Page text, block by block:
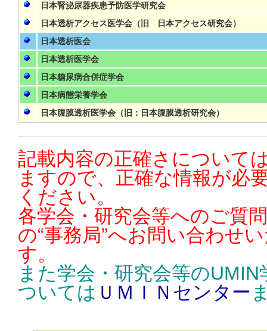
日本腎泌尿器疾患予防医学研究会
日本透析アクセス医学会（旧 日本アクセス研究会）
日本透析医会
日本透析医学会
日本糖尿病合併症学会
日本病態栄養学会
日本腹膜透析医学会（旧：日本腹膜透析研究会）
記載内容の正確さについて
ますので、正確な情報が必
ください。
各学会・研究会等へのご質
の“事務局”へお問い合わせ
す。
また学会・研究会等の
ついては ＵＭＩＮセンター